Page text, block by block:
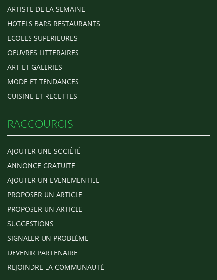
ARTISTE DE LA SEMAINE
HOTELS BARS RESTAURANTS
ECOLES SUPERIEURES
OEUVRES LITTERAIRES
ART ET GALERIES
MODE ET TENDANCES
CUISINE ET RECETTES
RACCOURCIS
AJOUTER UNE SOCIÉTÉ
ANNONCE GRATUITE
AJOUTER UN ÉVÈNEMENTIEL
PROPOSER UN ARTICLE
PROPOSER UN ARTICLE
SUGGESTIONS
SIGNALER UN PROBLÈME
DEVENIR PARTENAIRE
REJOINDRE LA COMMUNAUTÉ